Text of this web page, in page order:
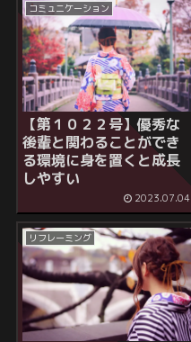
コミュニケーション
【第１０２２号】優秀な
後輩と関わることができ
る環境に身を置くと成長
しやすい
2023.07.04
リフレーミング